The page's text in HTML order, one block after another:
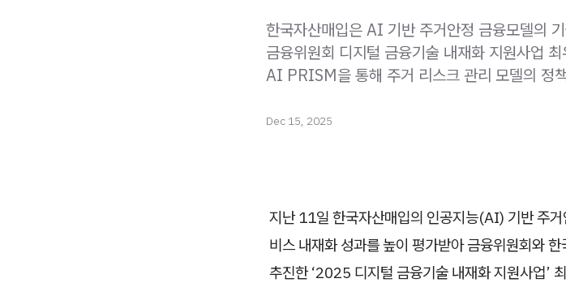
한국자산매입은 AI 기반 주거안정 금융모델의
금융위원회 디지털 금융기술 내재화 지원사업
AI PRISM을 통해 주거 리스크 관리 모델의 정
Dec 15, 2025
지난 11일 한국자산매입의 인공지능(AI) 기반 주
비스 내재화 성과를 높이 평가받아 금융위원회와
추진한 ‘2025 디지털 금융기술 내재화 지원사업’